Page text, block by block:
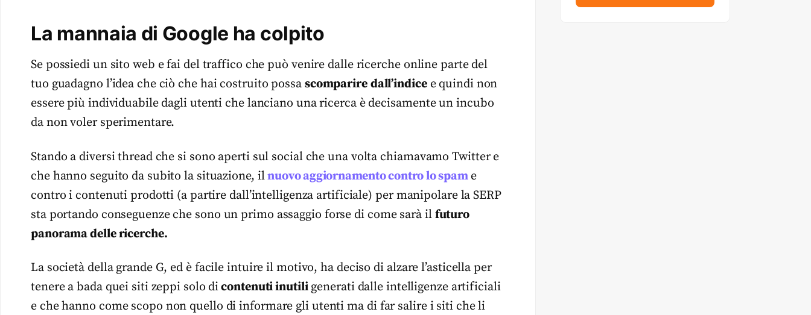
La mannaia di Google ha colpito
Se possiedi un sito web e fai del traffico che può venire dalle ricerche online parte del
tuo guadagno l’idea che ciò che hai costruito possa scomparire dall’indicee quindi non
essere più individuabile dagli utenti che lanciano una ricerca è decisamente un incubo
da non voler sperimentare.
Stando a diversi thread che si sono aperti sul social che una volta chiamavamo Twitter e
che hanno seguito da subito la situazione, ilnuovo aggiornamento contro lo spam e
contro i contenuti prodotti (a partire dall’intelligenza artificiale) per manipolare la SERP
sta portando conseguenze che sono un primo assaggio forse di come sarà il futuro
panorama delle ricerche.
La società della grande G, ed è facile intuire il motivo, ha deciso di alzare l’asticella per
tenere a bada quei siti zeppi solo dicontenuti inutiligenerati dalle intelligenze artificiali
e che hanno come scopo non quello di informare gli utenti ma di far salire i siti che li